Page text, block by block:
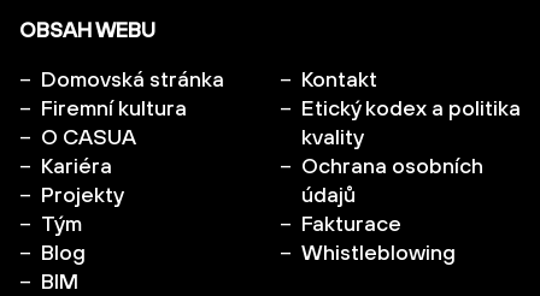
OBSAH WEBU
Domovská stránka
Firemní kultura
O CASUA
Kariéra
Projekty
Tým
Blog
BIM
Kontakt
Etický kodex a politika
kvality
Ochrana osobních
údajů
Fakturace
Whistleblowing